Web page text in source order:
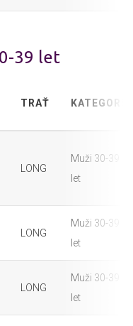
39 let
TRAŤ KATEGORIE
LONG
Muži 30-39
let
LONG
Muži 30-39
let
LONG
Muži 30-39
let